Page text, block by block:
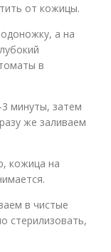
от кожицы.
а на
в
минуты, затем
же заливаем
кожица на
в чистые
стерилизовать,